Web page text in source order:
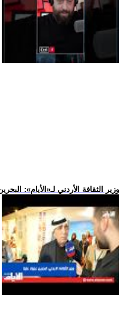
.. وزير الثقافة الأردني لـ«الأيام»: